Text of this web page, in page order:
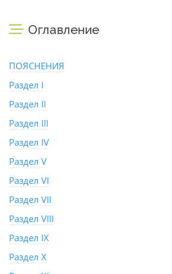
Оглавление
ПОЯСНЕНИЯ
Раздел I
Раздел II
Раздел III
Раздел IV
Раздел V
Раздел VI
Раздел VII
Раздел VIII
Раздел IX
Раздел X